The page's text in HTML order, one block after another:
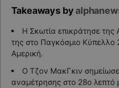
Takeaways by
Η Σκωτία επικράτησε της
της στο Παγκόσμιο Κύπελλο
Αμερική.
Ο Τζον ΜακΓκιν
αναμέτρησης στο 28ο